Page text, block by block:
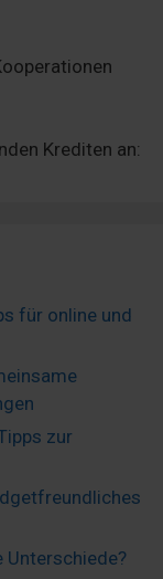
Krediten an:
für online und
zur
Unterschiede?